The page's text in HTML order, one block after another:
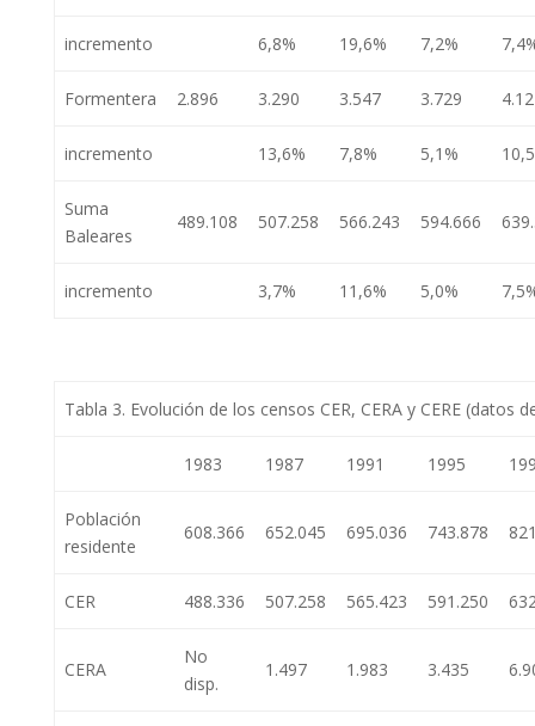
incremento 6,8% 19,6% 7,2%
Formentera 2.896 3.290 3.547 3.729
incremento 13,6% 7,8% 5,1%
Suma
Baleares
489.108 507.258 566.243 594.666
incremento 3,7% 11,6% 5,0%
Tabla 3. Evolución de los censos CER, CERA y CERE (datos
1983 1987 1991 1995
Población
residente
608.366 652.045 695.036 743.878
CER 488.336 507.258 565.423 591.250
CERA
No
disp.
1.497 1.983 3.435